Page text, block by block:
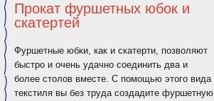
Прокат фуршетных юбок и
скатертей
Фуршетные юбки, как и скатерти, позволяют
быстро и очень удачно соединить два и
более столов вместе. С помощью этого вида
текстиля вы без труда создадите фуршетную